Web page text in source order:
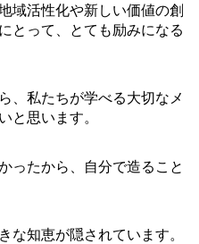
域活性化や新しい価値の創
とって、とても励みになる
、私たちが学べる大切なメ
と思います。
ったから、自分で造ること
な知恵が隠されています。